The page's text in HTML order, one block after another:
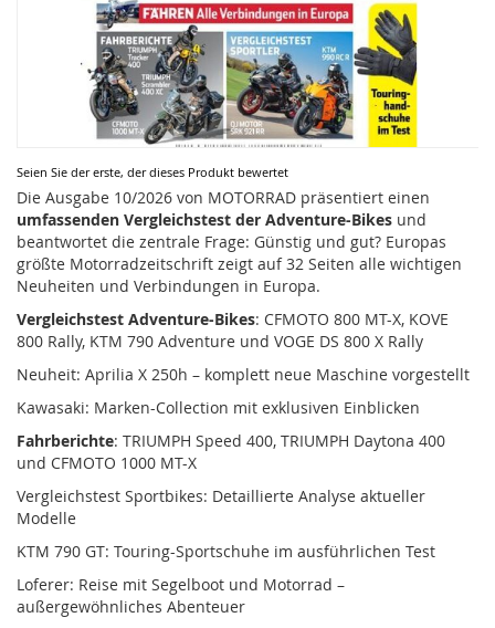
Seien Sie der erste, der dieses Produkt bewertet
Die Ausgabe 10/2026 von MOTORRAD präsentiert einen
umfassenden Vergleichstest der Adventure-Bikes und
beantwortet die zentrale Frage: Günstig und gut? Europas
größte Motorradzeitschrift zeigt auf 32 Seiten alle wichtigen
Neuheiten und Verbindungen in Europa.
Vergleichstest Adventure-Bikes: CFMOTO 800 MT-X, KOVE
800 Rally, KTM 790 Adventure und VOGE DS 800 X Rally
Neuheit: Aprilia X 250h – komplett neue Maschine vorgestellt
Kawasaki: Marken-Collection mit exklusiven Einblicken
Fahrberichte: TRIUMPH Speed 400, TRIUMPH Daytona 400
und CFMOTO 1000 MT-X
Vergleichstest Sportbikes: Detaillierte Analyse aktueller
Modelle
KTM 790 GT: Touring-Sportschuhe im ausführlichen Test
Loferer: Reise mit Segelboot und Motorrad –
außergewöhnliches Abenteuer
Zum
Anfang
der
Bildergalerie
springen